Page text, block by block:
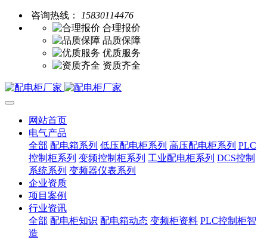
咨询热线：
15830114476
合理报价
品质保障
优质服务
资质齐全
网站首页
电气产品
全部 配电箱系列 低压配电柜系列 高压配电柜系列 PLC
控制柜系列 变频控制柜系列 工业配电柜系列 DCS控制
系统系列 变频器仪表系列
企业资质
项目案例
行业资讯
全部 配电柜知识 配电箱动态 变频柜资料 PLC控制柜智
造